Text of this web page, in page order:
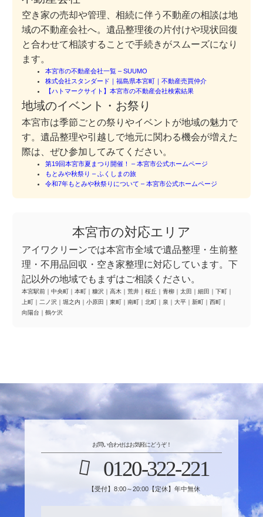
空き家の売却や管理、相続に伴う不動産の相談は地
域の不動産会社へ。遺品整理後の片付けや現状回復
と合わせて相談することで手続きがスムーズになり
ます。
本宮市の不動産会社一覧 – SUUMO
株式会社スタンダード｜福島県本宮町｜不動産売買仲介
【ハトマークサイト】本宮市の不動産会社検索結果
地域のイベント・お祭り
本宮市は季節ごとの祭りやイベントが地域の魅力で
す。遺品整理や引越しで地元に関わる機会が増えた
際は、ぜひ参加してみてください。
第19回本宮市夏まつり開催！ – 本宮市公式ホームページ
もとみや秋祭り – ふくしまの旅
令和7年もとみや秋祭りについて – 本宮市公式ホームページ
本宮市の対応エリア
アイワクリーンでは本宮市全域で遺品整理・生前整
理・不用品回収・空き家整理に対応しています。下
記以外の地域でもまずはご相談ください。
本宮駅前 ｜ 中央町 ｜ 本町 ｜ 糠沢 ｜ 高木 ｜ 荒井 ｜ 桜丘 ｜ 青柳 ｜ 太田 ｜ 細田 ｜ 下町 ｜
上町 ｜ 二ノ沢 ｜ 堀之内 ｜ 小原田 ｜ 東町 ｜ 南町 ｜ 北町 ｜ 泉 ｜ 大平 ｜ 新町 ｜ 西町 ｜
向陽台 ｜ 鶴ケ沢
お問い合わせはお気軽にどうぞ！
0120-322-221
【受付】8:00～20:00【定休】年中無休